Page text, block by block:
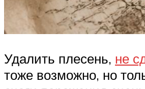
Удалить плесень, не
тоже возможно, но